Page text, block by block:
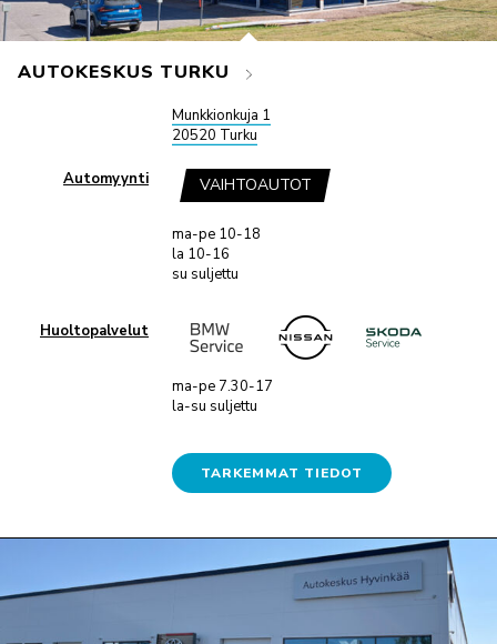
AUTOKESKUS TURKU
Munkkionkuja 1
20520 Turku
Automyynti VAIHTOAUTOT
ma-pe 10-18
la 10-16
su suljettu
Huoltopalvelut
ma-pe 7.30-17
la-su suljettu
TARKEMMAT TIEDOT